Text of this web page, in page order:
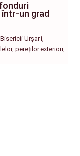
într-un grad
Urșani,
pereților exteriori,